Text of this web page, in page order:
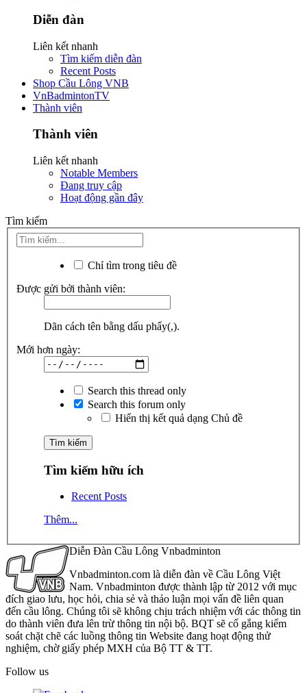
Diễn đàn
Liên kết nhanh
Tìm kiếm diễn đàn
Recent Posts
Shop Cầu Lông VNB
VnBadmintonTV
Thành viên
Thành viên
Liên kết nhanh
Notable Members
Đang truy cập
Hoạt động gần đây
Tìm kiếm
Chỉ tìm trong tiêu đề
Được gửi bởi thành viên:
Dãn cách tên bằng dấu phẩy(,).
Mới hơn ngày:
Search this thread only
Search this forum only
Hiển thị kết quả dạng Chủ đề
Tìm kiếm hữu ích
Recent Posts
Thêm...
Diễn Đàn Cầu Lông Vnbadminton
Vnbadminton.com là diễn đàn về Cầu Lông Việt
Nam. Vnbadminton được thành lập từ 2012 với mục
đích giao lưu, học hỏi, chia sẻ và thảo luận mọi vấn đề liên quan
đến cầu lông. Chúng tôi sẽ không chịu trách nhiệm với các thông tin
do thành viên đưa lên trừ thông tin nội bộ. BQT sẽ cố gắng kiểm
soát chặt chẽ các luồng thông tin Website đang hoạt động thử
nghiệm, chờ giấy phép MXH của Bộ TT & TT.
Follow us